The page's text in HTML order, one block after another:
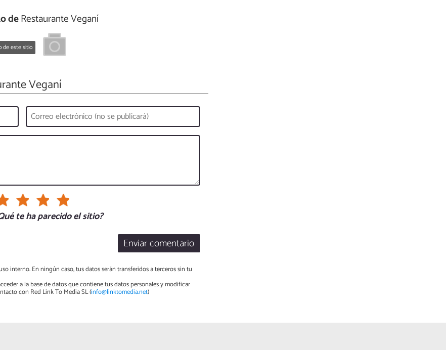
deRestaurante Veganí
de este sitio
Veganí
te ha parecido el sitio?
Enviar comentario
interno. En ningún caso, tus datos serán transferidos a terceros sin tu
a la base de datos que contiene tus datos personales y modificar
con Red Link To Media SL (info@linktomedia.net)